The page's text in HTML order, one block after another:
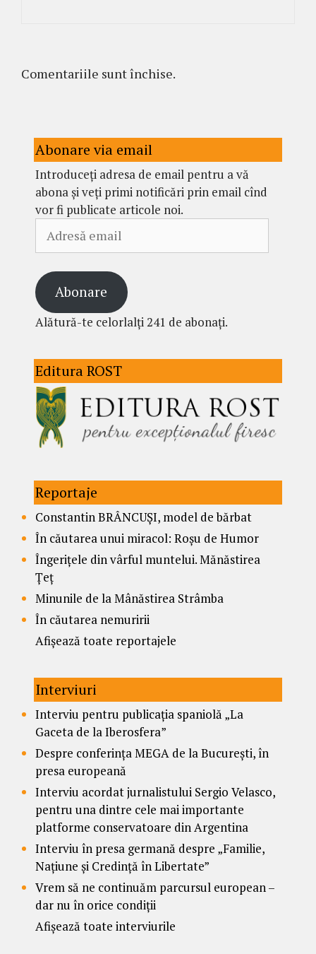
Comentariile sunt închise.
Abonare via email
Introduceți adresa de email pentru a vă
abona și veți primi notificări prin email cînd
vor fi publicate articole noi.
email
Abonare
Alătură-te celorlalți 241 de abonați.
Editura ROST
Reportaje
Constantin BRÂNCUȘI, model de bărbat
În căutarea unui miracol: Roșu de Humor
Îngerițele din vârful muntelui. Mănăstirea
Țeț
Minunile de la Mânăstirea Strâmba
În căutarea nemuririi
Afișează toate reportajele
Interviuri
Interviu pentru publicația spaniolă „La
Gaceta de la Iberosfera”
Despre conferința MEGA de la București, în
presa europeană
Interviu acordat jurnalistului Sergio Velasco,
pentru una dintre cele mai importante
platforme conservatoare din Argentina
Interviu în presa germană despre „Familie,
Națiune și Credință în Libertate”
Vrem să ne continuăm parcursul european –
dar nu în orice condiții
Afișează toate interviurile